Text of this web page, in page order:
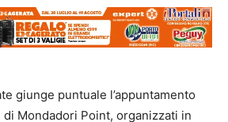
giunge puntuale l’appuntamento
Mondadori Point, organizzati in